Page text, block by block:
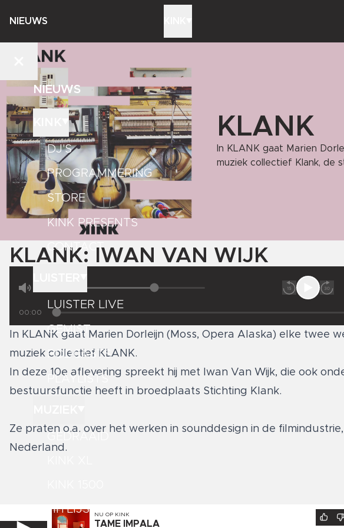
NIEUWS
NIEUWS
DJ'S
PROGRAMMERING
STORE
KINK PRESENTS
CONTACT
LUISTER LIVE
GEMIST
PODCASTS
PLAYLISTS
HITLIJSTEN
KLANK
In KLANK gaat Marien
muziek collectief Klank, de
KLANK: IWAN VAN WIJK
00:00
In KLANK gaat Marien Dorleijn (Moss, Opera Alaska) elke twee
muziek collectief KLANK.
In deze 10e aflevering spreekt hij met Iwan Van Wijk, die ook
bestuursfunctie heeft in broedplaats Stichting Klank.
Ze praten o.a. over het werken in sounddesign in de
Nederland.
NU OP KINK
TAME IMPALA